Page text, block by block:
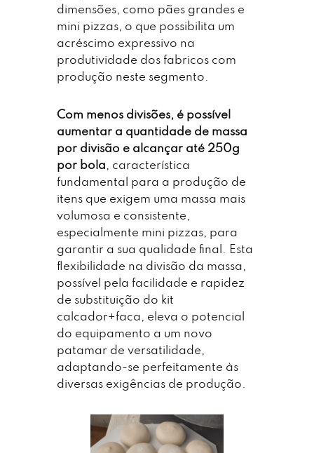
dimensões, como pães grandes e
mini pizzas, o que possibilita um
acréscimo expressivo na
produtividade dos fabricos com
produção neste segmento.
Com menos divisões, é possível
aumentar a quantidade de massa
por divisão e alcançar até 250g
por bola, característica
fundamental para a produção de
itens que exigem uma massa mais
volumosa e consistente,
especialmente mini pizzas, para
garantir a sua qualidade final. Esta
flexibilidade na divisão da massa,
possível pela facilidade e rapidez
de substituição do kit
calcador+faca, eleva o potencial
do equipamento a um novo
patamar de versatilidade,
adaptando-se perfeitamente às
diversas exigências de produção.